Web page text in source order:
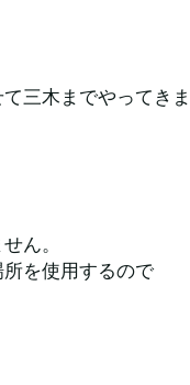
三木までやってき
ん。
を使用するので